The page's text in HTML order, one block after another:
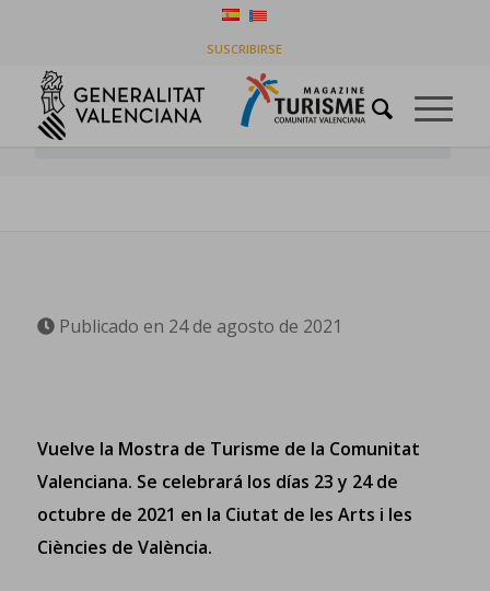
SUSCRIBIRSE
COMUNITAT VALENCIANA
Usted está aquí: Inicio / Destinos
VUELVE LA MOSTRA DE TURISME DE LA COMUNITAT
VALENCIANA
Publicado en 24 de agosto de 2021
Vuelve la Mostra de Turisme de la Comunitat
Valenciana. Se celebrará los días 23 y 24 de
octubre de 2021 en la Ciutat de les Arts i les
Ciències de València.